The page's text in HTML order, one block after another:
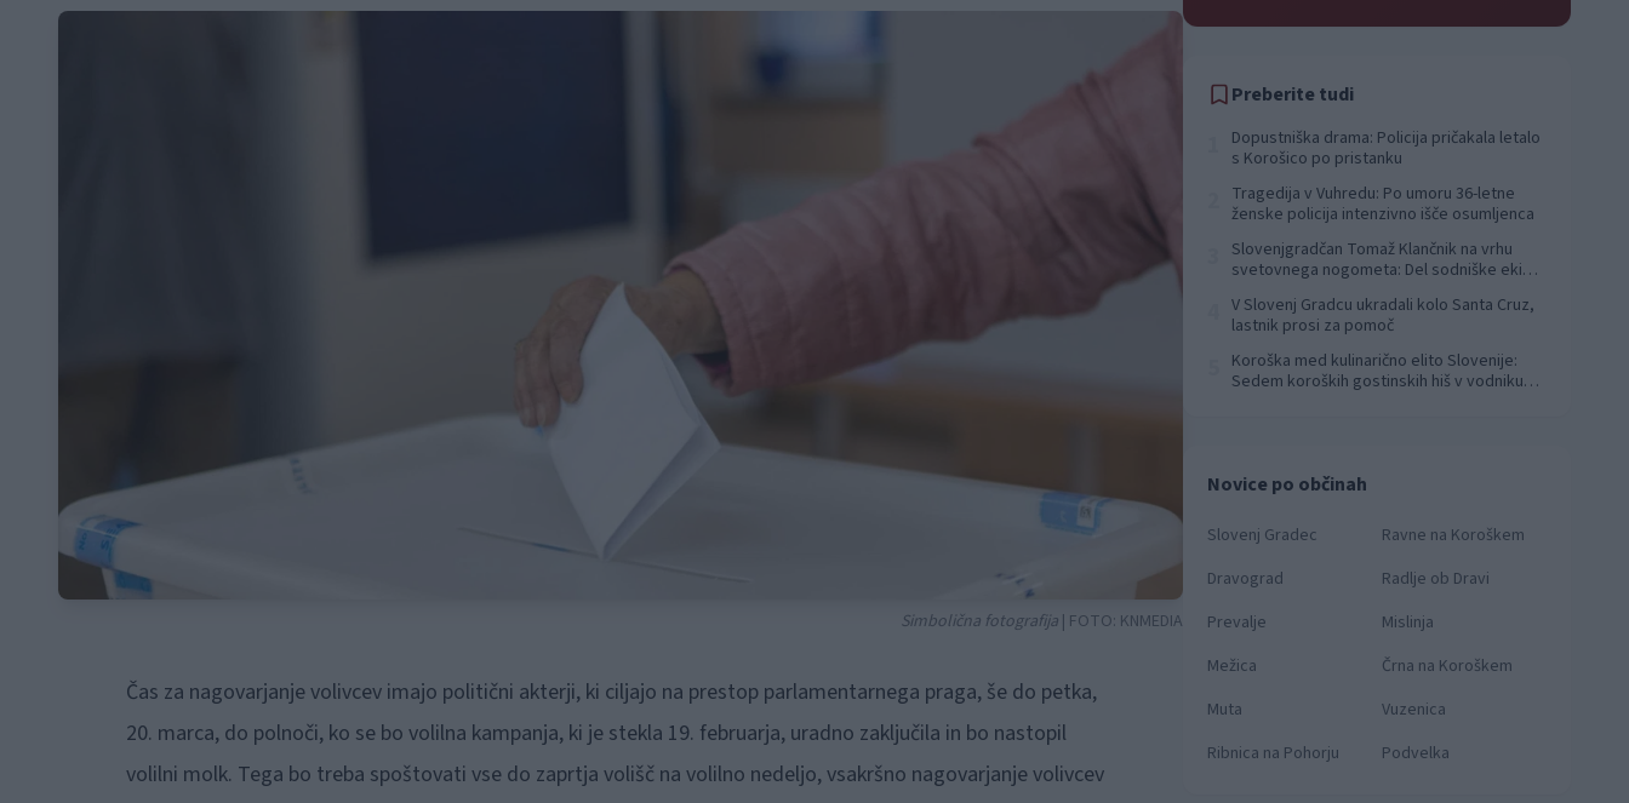
Simbolična fotografija | FOTO: KNMEDIA
Čas za nagovarjanje volivcev imajo politični akterji, ki ciljajo na prestop parlamentarnega praga, še do petka,
20. marca, do polnoči, ko se bo volilna kampanja, ki je stekla 19. februarja, uradno zaključila in bo nastopil
volilni molk. Tega bo treba spoštovati vse do zaprtja volišč na volilno nedeljo, vsakršno nagovarjanje volivcev
Preberite tudi
Dopustniška drama: Policija pričakala letalo
s Korošico po pristanku
Tragedija v Vuhredu: Po umoru 36-letne
ženske policija intenzivno išče osumljenca
Slovenjgradčan Tomaž Klančnik na vrhu
svetovnega nogometa: Del sodniške ekipe
V Slovenj Gradcu ukradali kolo Santa Cruz,
lastnik prosi za pomoč
Koroška med kulinarično elito Slovenije:
Sedem koroških gostinskih hiš v vodniku
Novice po občinah
Slovenj Gradec
Ravne na Koroškem
Dravograd
Radlje ob Dravi
Prevalje
Mislinja
Mežica
Črna na Koroškem
Muta
Vuzenica
Ribnica na Pohorju
Podvelka